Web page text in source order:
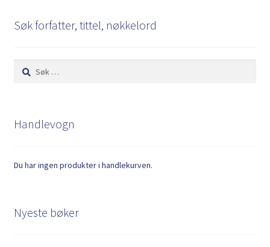
Søk forfatter, tittel, nøkkelord
Søk
etter:
Handlevogn
Du har ingen produkter i handlekurven.
Nyeste bøker